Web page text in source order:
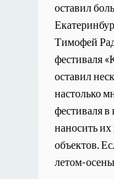
оставил
Тимофей
фестиваля
оставил
настолько
фестиваля в
наносить
объектов.
летом-